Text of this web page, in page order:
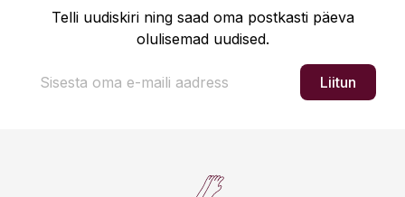
Telli uudiskiri ning saad oma postkasti päeva
olulisemad uudised.
Liitun